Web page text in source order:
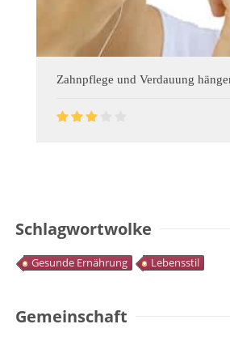
Zahnpflege und Verdauung
Schlagwortwolke
Gesunde Ernährung Lebensstil
Gemeinschaft